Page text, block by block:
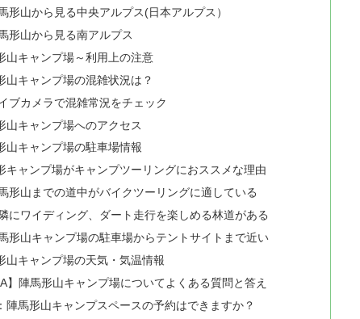
形山から見る中央アルプス(日本アルプス）
形山から見る南アルプス
山キャンプ場～利用上の注意
山キャンプ場の混雑状況は？
ブカメラで混雑常況をチェック
山キャンプ場へのアクセス
山キャンプ場の駐車場情報
キャンプ場がキャンプツーリングにおススメな理由
形山までの道中がバイクツーリングに適している
にワイディング、ダート走行を楽しめる林道がある
形山キャンプ場の駐車場からテントサイトまで近い
山キャンプ場の天気・気温情報
】陣馬形山キャンプ場についてよくある質問と答え
陣馬形山キャンプスペースの予約はできますか？